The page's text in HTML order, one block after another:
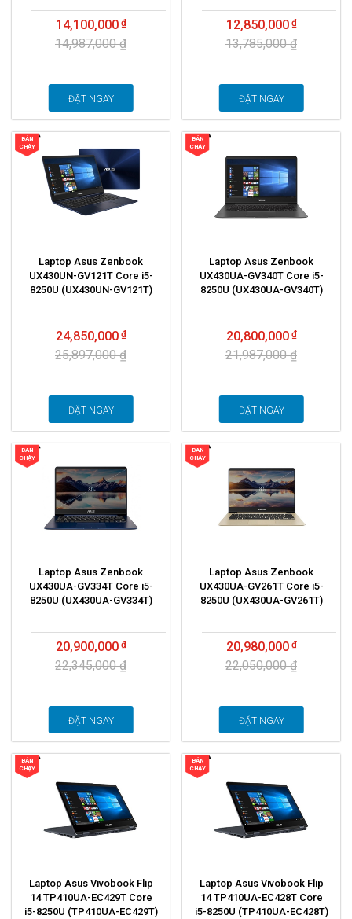
14,100,000
14,987,000 ₫
ĐẶT NGAY
12,850,000
13,785,000 ₫
ĐẶT NGAY
BÁN
CHẠY
Laptop Asus Zenbook
UX430UN-GV121T Core i5-
8250U (UX430UN-GV121T)
24,850,000
25,897,000 ₫
ĐẶT NGAY
BÁN
CHẠY
Laptop Asus Zenbook
UX430UA-GV340T Core i5-
8250U (UX430UA-GV340T)
20,800,000
21,987,000 ₫
ĐẶT NGAY
BÁN
CHẠY
Laptop Asus Zenbook
UX430UA-GV334T Core i5-
8250U (UX430UA-GV334T)
20,900,000
22,345,000 ₫
ĐẶT NGAY
BÁN
CHẠY
Laptop Asus Zenbook
UX430UA-GV261T Core i5-
8250U (UX430UA-GV261T)
20,980,000
22,050,000 ₫
ĐẶT NGAY
BÁN
CHẠY
Laptop Asus Vivobook Flip
14 TP410UA-EC429T Core
i5-8250U (TP410UA-EC429T)
BÁN
CHẠY
Laptop Asus Vivobook Flip
14 TP410UA-EC428T Core
i5-8250U (TP410UA-EC428T)